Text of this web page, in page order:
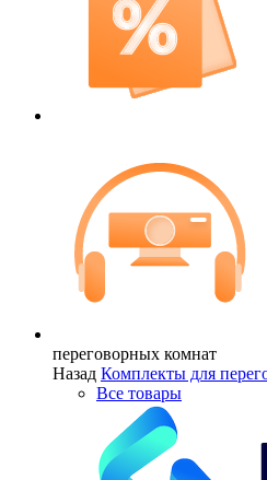
переговорных комнат
Назад Комплекты для
Все товары